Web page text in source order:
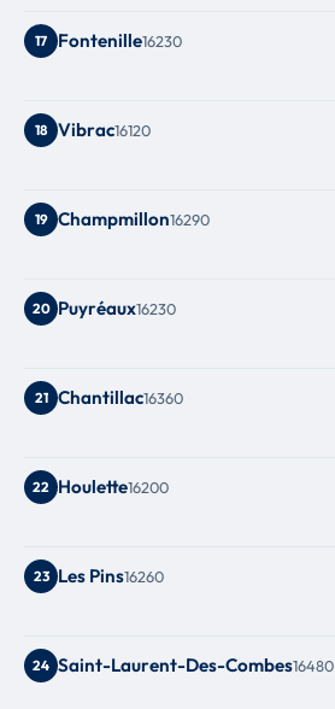
17 Fontenille16230
18 Vibrac16120
19 Champmillon16290
20 Puyréaux16230
21 Chantillac16360
22 Houlette16200
23 Les Pins16260
24 Saint-Laurent-Des-Combes16480